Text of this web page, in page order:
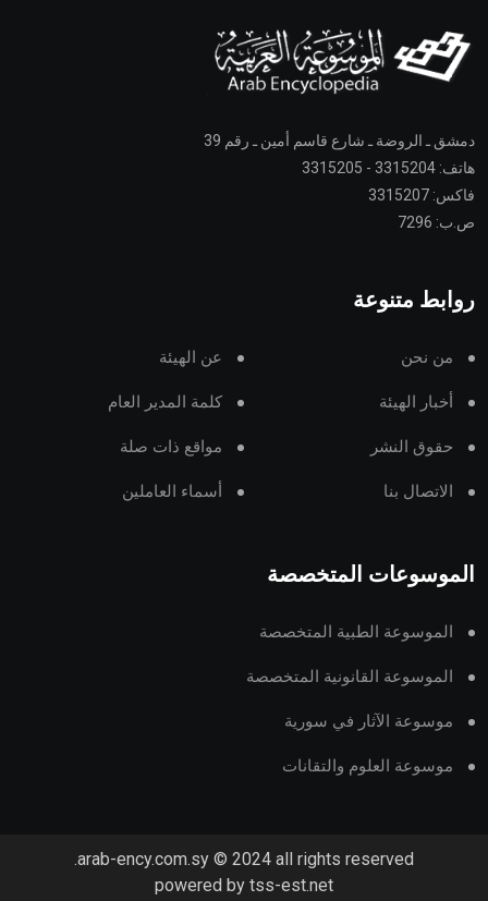
دمشق ـ الروضة ـ شارع قاسم أمين ـ رقم 39
هاتف: 3315204 - 3315205
فاكس: 3315207
ص.ب: 7296
روابط متنوعة
من نحن عن الهيئة
أخبار الهيئة كلمة المدير العام
حقوق النشر مواقع ذات صلة
الاتصال بنا أسماء العاملين
الموسوعات المتخصصة
الموسوعة الطبية المتخصصة
الموسوعة القانونية المتخصصة
موسوعة الآثار في سورية
موسوعة العلوم والتقانات
arab-ency.com.sy © 2024 all rights reserved.
powered by tss-est.net